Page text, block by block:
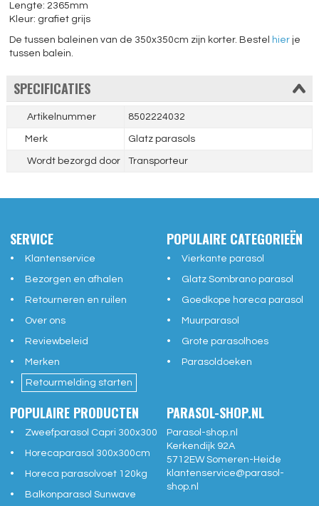
Lengte: 2365mm
Kleur: grafiet grijs
De tussen baleinen van de 350x350cm zijn korter. Bestel hier je
tussen balein.
SPECIFICATIES
Artikelnummer 8502224032
Merk Glatz parasols
Wordt bezorgd door Transporteur
SERVICE
Klantenservice
Bezorgen en afhalen
Retourneren en ruilen
Over ons
Reviewbeleid
Merken
Retourmelding starten
POPULAIRE CATEGORIEËN
Vierkante parasol
Glatz Sombrano parasol
Goedkope horeca parasol
Muurparasol
Grote parasolhoes
Parasoldoeken
POPULAIRE PRODUCTEN
Zweefparasol Capri 300x300
Horecaparasol 300x300cm
Horeca parasolvoet 120kg
Balkonparasol Sunwave
PARASOL-SHOP.NL
Parasol-shop.nl
Kerkendijk 92A
5712EW Someren-Heide
klantenservice@parasol-
shop.nl